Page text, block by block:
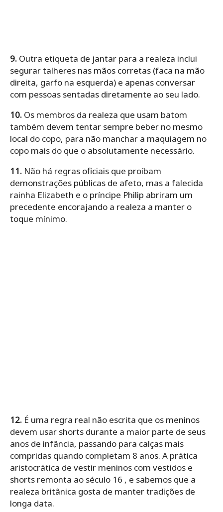
9. Outra etiqueta de jantar para a realeza inclui
segurar talheres nas mãos corretas (faca na mão
direita, garfo na esquerda) e apenas conversar
com pessoas sentadas diretamente ao seu lado.
10. Os membros da realeza que usam batom
também devem tentar sempre beber no mesmo
local do copo, para não manchar a maquiagem no
copo mais do que o absolutamente necessário.
11. Não há regras oficiais que proíbam
demonstrações públicas de afeto, mas a falecida
rainha Elizabeth e o príncipe Philip abriram um
precedente encorajando a realeza a manter o
toque mínimo.
12. É uma regra real não escrita que os meninos
devem usar shorts durante a maior parte de seus
anos de infância, passando para calças mais
compridas quando completam 8 anos. A prática
aristocrática de vestir meninos com vestidos e
shorts remonta ao século 16 , e sabemos que a
realeza britânica gosta de manter tradições de
longa data.